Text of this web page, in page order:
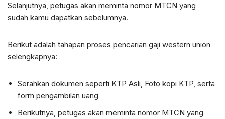
Selanjutnya, petugas akan meminta nomor MTCN yang
sudah kamu dapatkan sebelumnya.
Berikut adalah tahapan proses pencarian gaji western union
selengkapnya:
Serahkan dokumen seperti KTP Asli, Foto kopi KTP, serta
form pengambilan uang
Berikutnya, petugas akan meminta nomor MTCN yang